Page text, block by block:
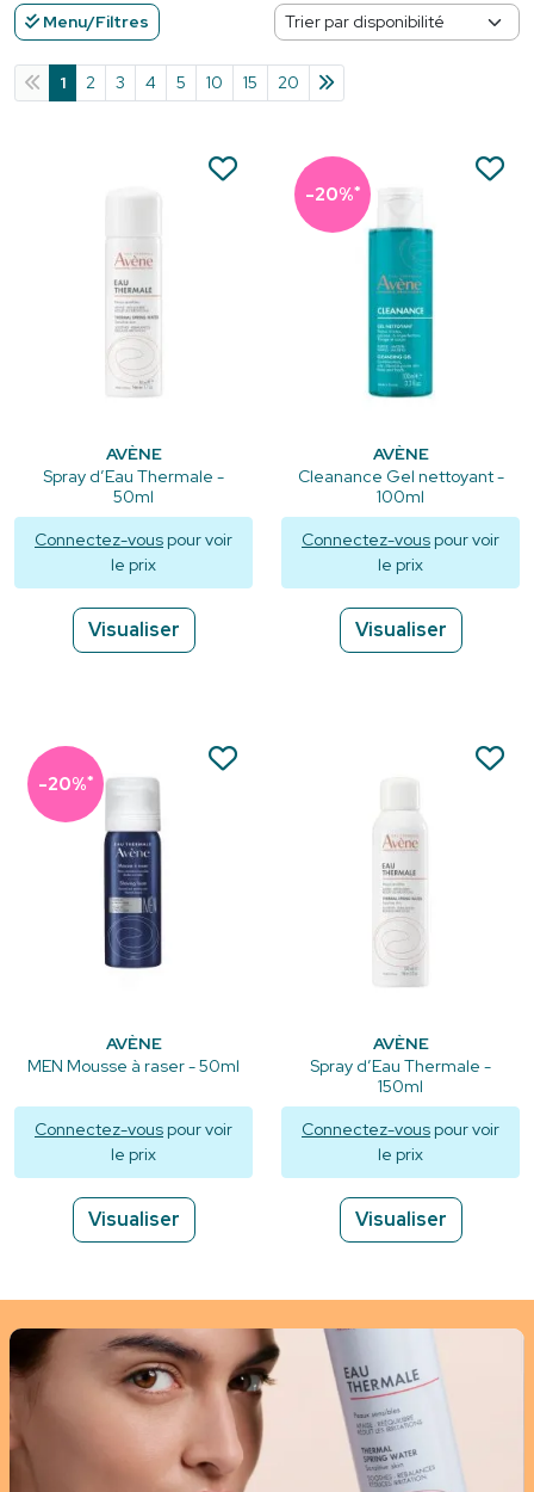
Menu/Filtres
1 2 3 4 5 10 15 20
AVÈNE
Spray d’Eau Thermale -
50ml
Connectez-vous pour voir
le prix
Visualiser
-20%*
AVÈNE
Cleanance Gel nettoyant -
100ml
Connectez-vous pour voir
le prix
Visualiser
-20%*
AVÈNE
MEN Mousse à raser - 50ml
Connectez-vous pour voir
le prix
Visualiser
AVÈNE
Spray d’Eau Thermale -
150ml
Connectez-vous pour voir
le prix
Visualiser